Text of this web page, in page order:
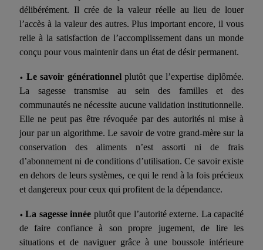
délibérément. Il crée de la valeur réelle au lieu de louer
l’accès à la valeur des autres. Plus important encore, il vous
relie à la satisfaction de l’accomplissement dans un monde
conçu pour vous maintenir dans un état de désir permanent.
• Le savoir générationnelplutôt que l’expertise diplômée.
La sagesse transmise au sein des familles et des
communautés ne nécessite aucune validation institutionnelle.
Elle ne peut pas être révoquée par des autorités ni mise à
jour par un algorithme. Le savoir de votre grand-mère sur la
conservation des aliments n’est assorti ni de frais
d’abonnement ni de conditions d’utilisation. Ce savoir existe
en dehors de leurs systèmes, ce qui le rend à la fois précieux
et dangereux pour ceux qui profitent de la dépendance.
• La sagesse innée plutôt que l’autorité externe. La capacité
de faire confiance à son propre jugement, de lire les
situations et de naviguer grâce à une boussole intérieure